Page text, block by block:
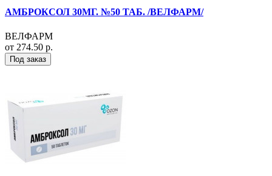
АМБРОКСОЛ 30МГ. №50 ТАБ. /ВЕЛФАРМ/
ВЕЛФАРМ
от 274.50 р.
Под заказ